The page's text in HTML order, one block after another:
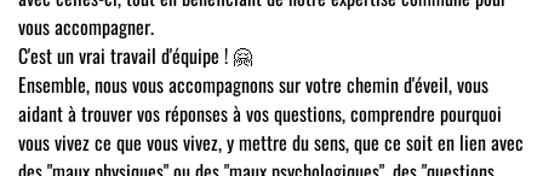
vous accompagner.
C'est un vrai travail d'équipe ! 🤗​
Ensemble, nous vous accompagnons sur votre chemin d'éveil, vous
aidant à trouver vos réponses à vos questions, comprendre pourquoi
vous vivez ce que vous vivez, y mettre du sens, que ce soit en lien avec